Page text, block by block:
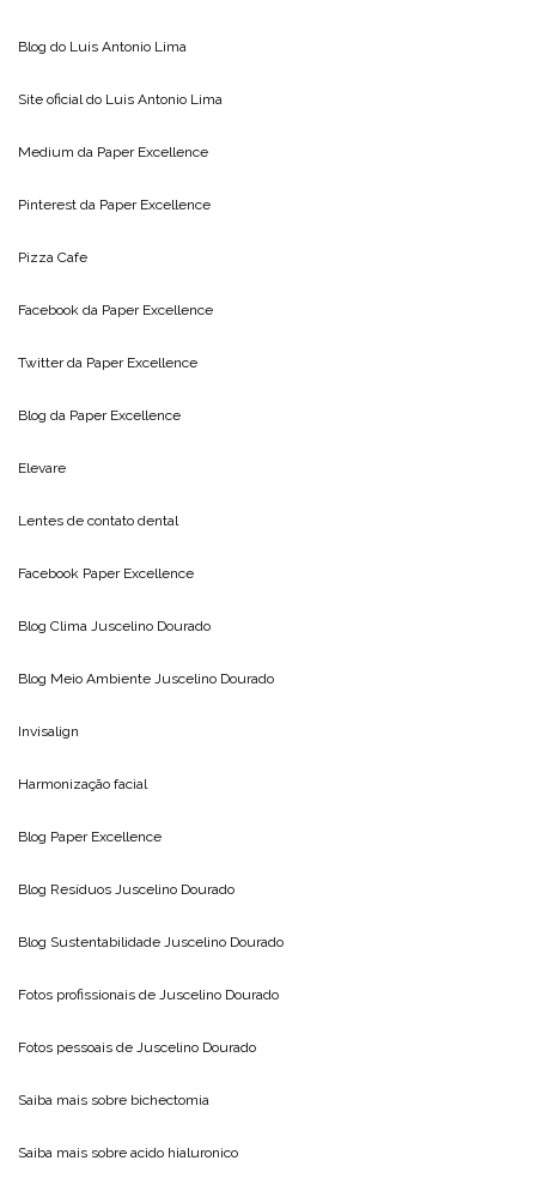
Blog do Luis Antonio Lima
Site oficial do Luis Antonio Lima
Medium da Paper Excellence
Pinterest da Paper Excellence
Pizza Cafe
Facebook da Paper Excellence
Twitter da Paper Excellence
Blog da Paper Excellence
Elevare
Lentes de contato dental
Facebook Paper Excellence
Blog Clima Juscelino Dourado
Blog Meio Ambiente Juscelino Dourado
Invisalign
Harmonização facial
Blog Paper Excellence
Blog Resíduos Juscelino Dourado
Blog Sustentabilidade Juscelino Dourado
Fotos profissionais de Juscelino Dourado
Fotos pessoais de Juscelino Dourado
Saiba mais sobre bichectomia
Saiba mais sobre acido hialuronico